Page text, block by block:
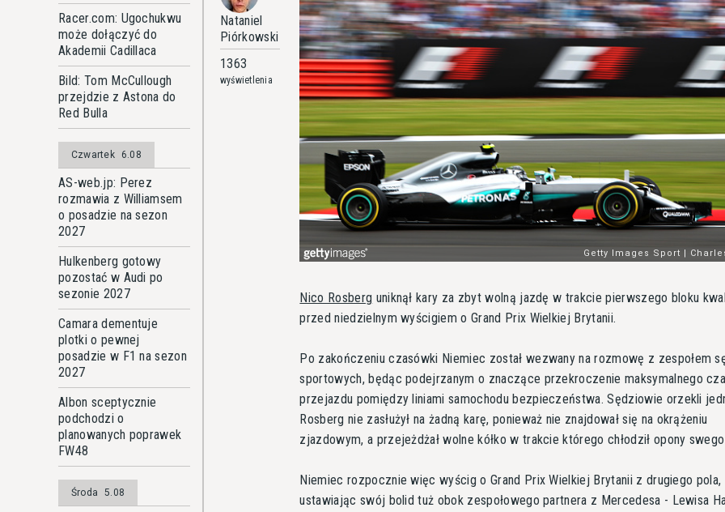
Racer.com: Ugochukwu
może dołączyć do
Akademii Cadillaca
Bild: Tom McCullough
przejdzie z Astona do
Red Bulla
Czwartek 6.08
AS-web.jp: Perez
rozmawia z Williamsem
o posadzie na sezon
2027
Hulkenberg gotowy
pozostać w Audi po
sezonie 2027
Camara dementuje
plotki o pewnej
posadzie w F1 na sezon
2027
Albon sceptycznie
podchodzi o
planowanych poprawek
FW48
Środa 5.08
Nataniel
Piórkowski
1363
wyświetlenia
Nico Rosberg uniknął kary za zbyt wolną jazdę w trakcie pierwszego bloku
przed niedzielnym wyścigiem o Grand Prix Wielkiej Brytanii.
Po zakończeniu czasówki Niemiec został wezwany na rozmowę z zespołem
sportowych, będąc podejrzanym o znaczące przekroczenie maksymalnego
przejazdu pomiędzy liniami samochodu bezpieczeństwa. Sędziowie orzekli
Rosberg nie zasłużył na żadną karę, ponieważ nie znajdował się na okrążeniu
zjazdowym, a przejeżdżał wolne kółko w trakcie którego chłodził opony
Niemiec rozpocznie więc wyścig o Grand Prix Wielkiej Brytanii z drugiego pola,
ustawiając swój bolid tuż obok zespołowego partnera z Mercedesa - Lewisa